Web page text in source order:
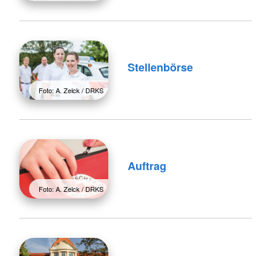
Foto: A. Zelck / DRKS
Stellenbörse
Foto: A. Zelck / DRKS
Auftrag